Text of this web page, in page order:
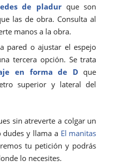
de pladurque son
las de obra. Consulta al
manos a la obra.
pared o ajustar el espejo
tercera opción. Se trata
en forma de Dque
superior y lateral del
sin atreverte a colgar un
y llama a El manitas
tu petición y podrás
lo necesites.